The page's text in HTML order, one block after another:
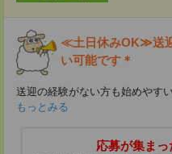
≪土日休みOK≫送
い可能です＊
送迎の経験がない方も始めやす
もっとみる
応募が集ま